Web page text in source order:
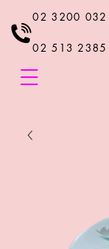
02 3200 032
02 513 2385